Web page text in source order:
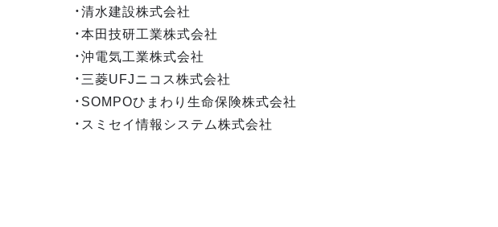
・清水建設株式会社
・本田技研工業株式会社
・沖電気工業株式会社
・三菱UFJニコス株式会社
・SOMPOひまわり生命保険株式会社
・スミセイ情報システム株式会社